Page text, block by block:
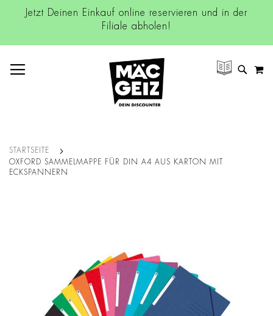
Jetzt Deinen Einkauf online reservieren und in der
Filiale abholen!
SUCHE
STARTSEITE
OXFORD SAMMELMAPPE FÜR DIN A4 AUS KARTON MIT
ECKSPANNERN